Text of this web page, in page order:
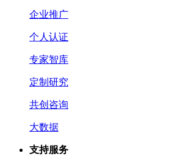
企业推广
个人认证
专家智库
定制研究
共创咨询
大数据
支持服务